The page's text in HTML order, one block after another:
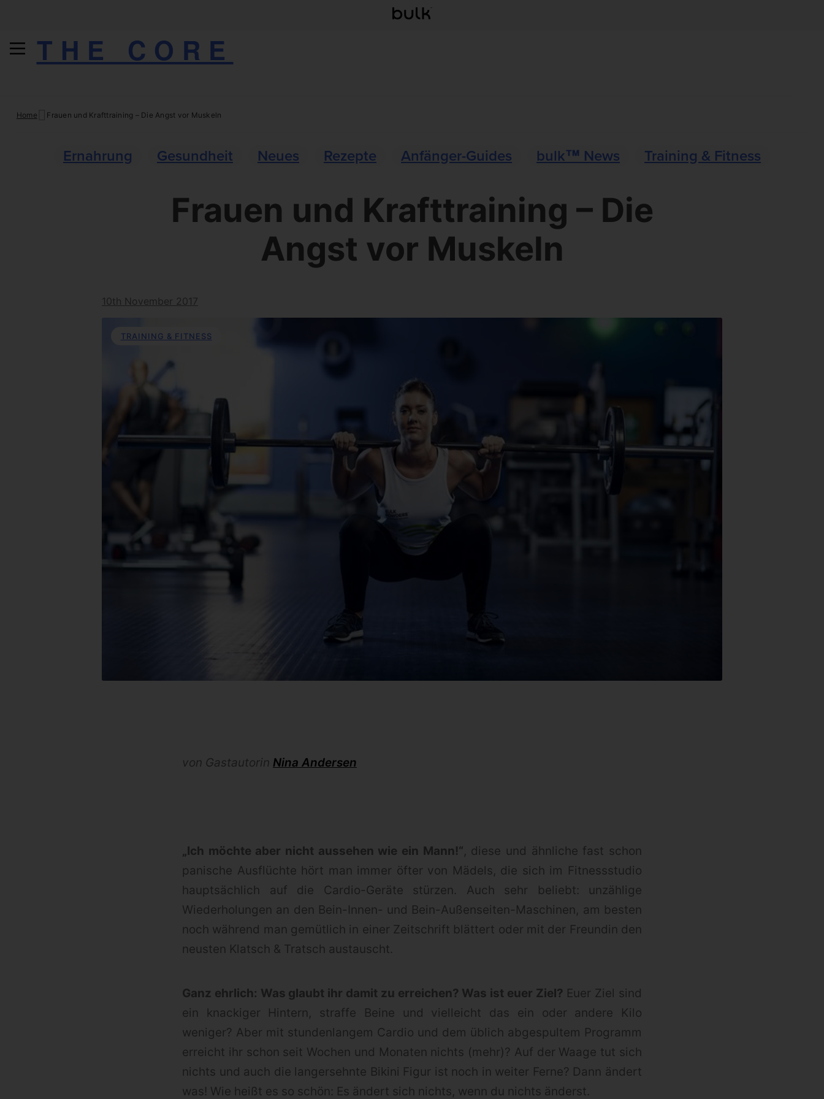
THE CORE
Home Frauen und Krafttraining – Die Angst vor Muskeln
Ernahrung Gesundheit Neues Rezepte Anfänger-Guides bulk™ News Training & Fitness
Frauen und Krafttraining – Die
Angst vor Muskeln
10th November 2017
TRAINING & FITNESS
von Gastautorin Nina Andersen
„Ich möchte aber nicht aussehen wie ein Mann!“, diese und ähnliche fast schon
panische Ausflüchte hört man immer öfter von Mädels, die sich im Fitnessstudio
hauptsächlich auf die Cardio-Geräte stürzen. Auch sehr beliebt: unzählige
Wiederholungen an den Bein-Innen- und Bein-Außenseiten-Maschinen, am besten
noch während man gemütlich in einer Zeitschrift blättert oder mit der Freundin den
neusten Klatsch & Tratsch austauscht.
Ganz ehrlich: Was glaubt ihr damit zu erreichen? Was ist euer Ziel? Euer Ziel sind
ein knackiger Hintern, straffe Beine und vielleicht das ein oder andere Kilo
weniger? Aber mit stundenlangem Cardio und dem üblich abgespultem Programm
erreicht ihr schon seit Wochen und Monaten nichts (mehr)? Auf der Waage tut sich
nichts und auch die langersehnte Bikini Figur ist noch in weiter Ferne? Dann ändert
was! Wie heißt es so schön: Es ändert sich nichts, wenn du nichts änderst.